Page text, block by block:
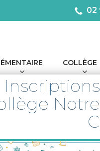
02
COLLÈGE